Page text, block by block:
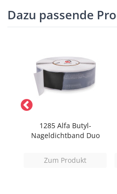
Dazu passende
1285 Alfa Butyl-
Nageldichtband Duo
Zum Produkt